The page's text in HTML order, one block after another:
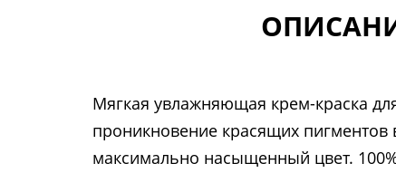
Мягкая увлажняющая крем-краска
проникновение красящих пигментов
максимально насыщенный цвет.